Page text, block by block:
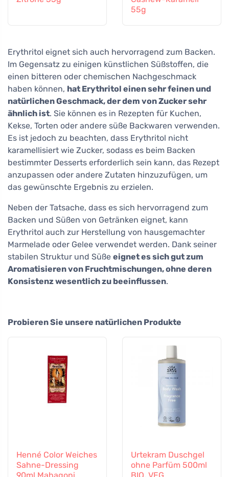
55g
Erythritol eignet sich auch hervorragend zum Backen.
Im Gegensatz zu einigen künstlichen Süßstoffen, die
einen bitteren oder chemischen Nachgeschmack
haben können, hat Erythritol einen sehr feinen und
natürlichen Geschmack, der dem von Zucker sehr
ähnlich ist. Sie können es in Rezepten für Kuchen,
Kekse, Torten oder andere süße Backwaren verwenden.
Es ist jedoch zu beachten, dass Erythritol nicht
karamellisiert wie Zucker, sodass es beim Backen
bestimmter Desserts erforderlich sein kann, das Rezept
anzupassen oder andere Zutaten hinzuzufügen, um
das gewünschte Ergebnis zu erzielen.
Neben der Tatsache, dass es sich hervorragend zum
Backen und Süßen von Getränken eignet, kann
Erythritol auch zur Herstellung von hausgemachter
Marmelade oder Gelee verwendet werden. Dank seiner
stabilen Struktur und Süße eignet es sich gut zum
Aromatisieren von Fruchtmischungen, ohne deren
Konsistenz wesentlich zu beeinflussen.
Probieren Sie unsere natürlichen Produkte
Henné Color Weiches
Sahne-Dressing
90ml Mahagoni
Urtekram Duschgel
ohne Parfüm 500ml
BIO, VEG